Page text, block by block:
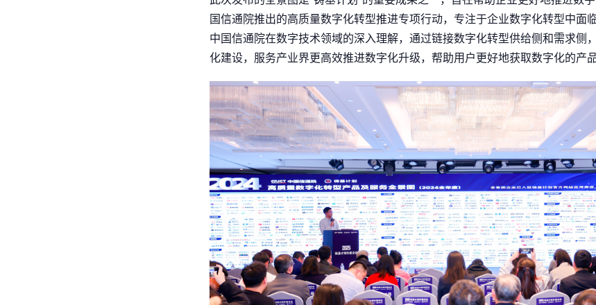
国信通院推出的高质量数字化转型推进专项行动，专注于企业数字化转型中面
中国信通院在数字技术领域的深入理解，通过链接数字化转型供给侧和需求侧
化建设，服务产业界更高效推进数字化升级，帮助用户更好地获取数字化的产